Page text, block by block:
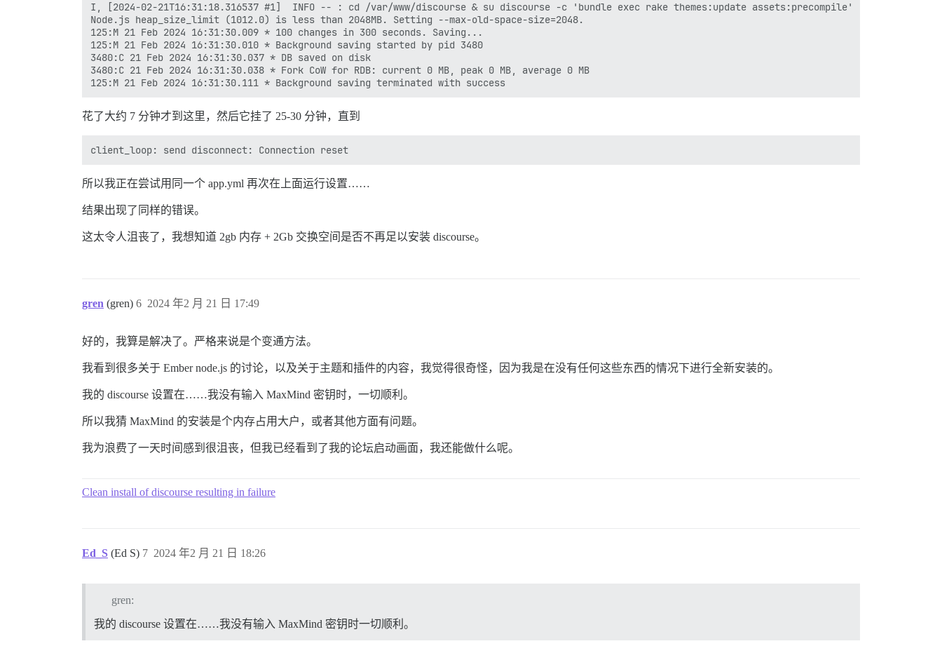
I, [2024-02-21T16:31:18.316537 #1]  INFO -- : cd /var/www/discourse & su discourse -c 'bundle exec rake themes:update assets:precompile'
Node.js heap_size_limit (1012.0) is less than 2048MB. Setting --max-old-space-size=2048.
125:M 21 Feb 2024 16:31:30.009 * 100 changes in 300 seconds. Saving...
125:M 21 Feb 2024 16:31:30.010 * Background saving started by pid 3480
3480:C 21 Feb 2024 16:31:30.037 * DB saved on disk
3480:C 21 Feb 2024 16:31:30.038 * Fork CoW for RDB: current 0 MB, peak 0 MB, average 0 MB
花了大约 7 分钟才到这里，然后它挂了 25-30 分钟，直到
所以我正在尝试用同一个 app.yml 再次在上面运行设置……
结果出现了同样的错误。
这太令人沮丧了，我想知道 2gb 内存 + 2Gb 交换空间是否不再足以安装 discourse。
gren (gren) 2024 年2 月 21 日 17:49
6
好的，我算是解决了。严格来说是个变通方法。
我看到很多关于 Ember node.js 的讨论，以及关于主题和插件的内容，我觉得很奇怪，因为我是在没有任何这些东西的情况下进行全新安装的。
我的 discourse 设置在……我没有输入 MaxMind 密钥时，一切顺利。
所以我猜 MaxMind 的安装是个内存占用大户，或者其他方面有问题。
我为浪费了一天时间感到很沮丧，但我已经看到了我的论坛启动画面，我还能做什么呢。
Clean install of discourse resulting in failure
Ed_S (Ed S) 2024 年2 月 21 日 18:26
7
gren:
我的 discourse 设置在……我没有输入 MaxMind 密钥时一切顺利。